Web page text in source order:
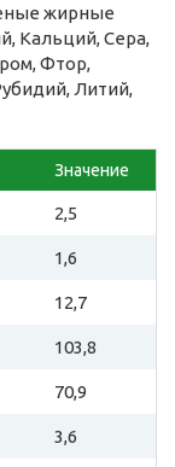
жирные
Кальций, Сера,
Фтор,
Литий,
Значение
2,5
1,6
12,7
103,8
70,9
3,6